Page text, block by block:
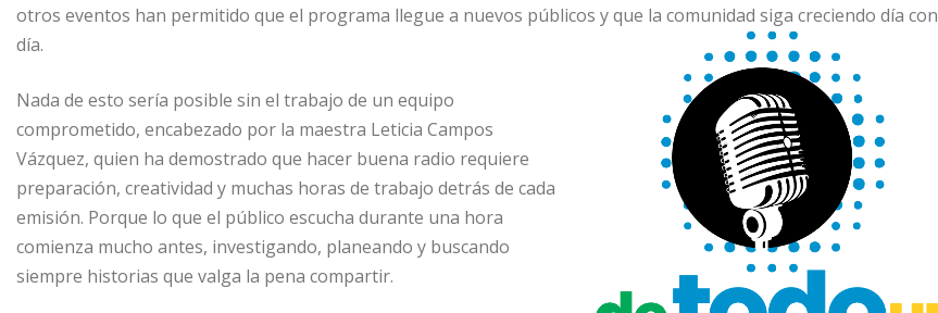
otros eventos han permitido que el programa llegue a nuevos públicos y que la comunidad siga creciendo día con
día.
Nada de esto sería posible sin el trabajo de un equipo
comprometido, encabezado por la maestra Leticia Campos
Vázquez, quien ha demostrado que hacer buena radio requiere
preparación, creatividad y muchas horas de trabajo detrás de cada
emisión. Porque lo que el público escucha durante una hora
comienza mucho antes, investigando, planeando y buscando
siempre historias que valga la pena compartir.